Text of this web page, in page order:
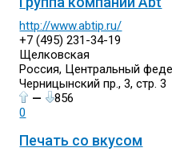
http://www.abtip.ru/
+7 (495) 231-34-19
Щелковская
Россия, Центральный
Черницынский пр., 3, стр. 3
—
856
0
Печать со вкусом